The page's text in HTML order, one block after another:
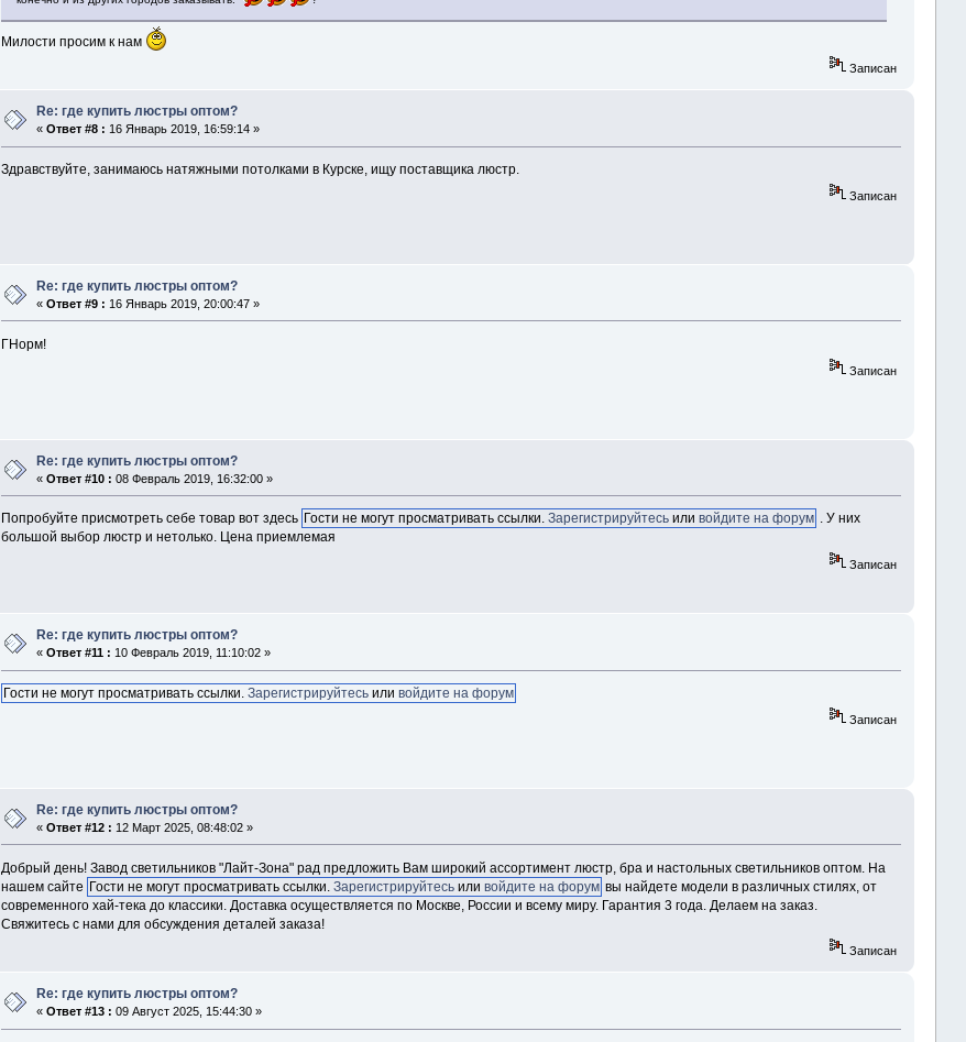
Милости просим к нам
Записан
Re: где купить люстры оптом?
« Ответ #8 : 16 Январь 2019, 16:59:14 »
Здравствуйте, занимаюсь натяжными потолками в Курске, ищу поставщика люстр.
Записан
Re: где купить люстры оптом?
« Ответ #9 : 16 Январь 2019, 20:00:47 »
ГНорм!
Записан
Re: где купить люстры оптом?
« Ответ #10 : 08 Февраль 2019, 16:32:00 »
Попробуйте присмотреть себе товар вот здесь Гости не могут просматривать ссылки. Зарегистрируйтесьили войдите на форум . У них
большой выбор люстр и нетолько. Цена приемлемая
Записан
Re: где купить люстры оптом?
« Ответ #11 : 10 Февраль 2019, 11:10:02 »
Гости не могут просматривать ссылки. Зарегистрируйтесьили войдите на форум
Записан
Re: где купить люстры оптом?
« Ответ #12 : 12 Март 2025, 08:48:02 »
Добрый день! Завод светильников "Лайт-Зона" рад предложить Вам широкий ассортимент люстр, бра и настольных светильников оптом. На
нашем сайте Гости не могут просматривать ссылки. Зарегистрируйтесьили войдите на форум вы найдете модели в различных стилях, от
современного хай-тека до классики. Доставка осуществляется по Москве, России и всему миру. Гарантия 3 года. Делаем на заказ.
Свяжитесь с нами для обсуждения деталей заказа!
Записан
Re: где купить люстры оптом?
« Ответ #13 : 09 Август 2025, 15:44:30 »